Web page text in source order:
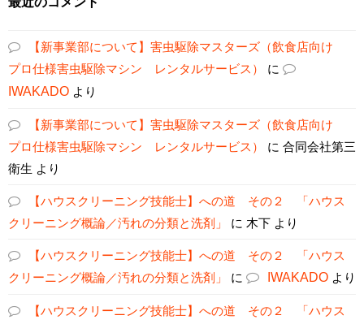
【新事業部について】害虫駆除マスターズ（飲食店向け
プロ仕様害虫駆除マシン レンタルサービス）
に
IWAKADO より
【新事業部について】害虫駆除マスターズ（飲食店向け
プロ仕様害虫駆除マシン レンタルサービス）
に 合同会社第三
衛生 より
【ハウスクリーニング技能士】への道 その２ 「ハウス
クリーニング概論／汚れの分類と洗剤」
に 木下 より
【ハウスクリーニング技能士】への道 その２ 「ハウス
クリーニング概論／汚れの分類と洗剤」
に IWAKADO より
【ハウスクリーニング技能士】への道 その２ 「ハウス